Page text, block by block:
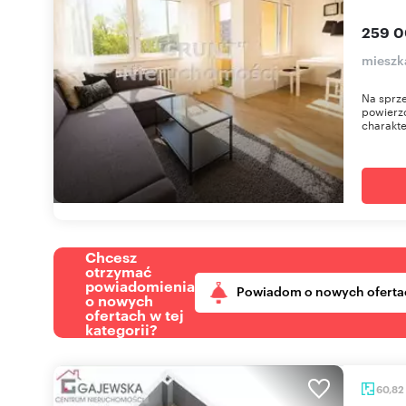
259
Na
Chcesz
otrzymać
powiadomienia
o nowych
ofertach w tej
kategorii?
Powiadom o nowych
60,82